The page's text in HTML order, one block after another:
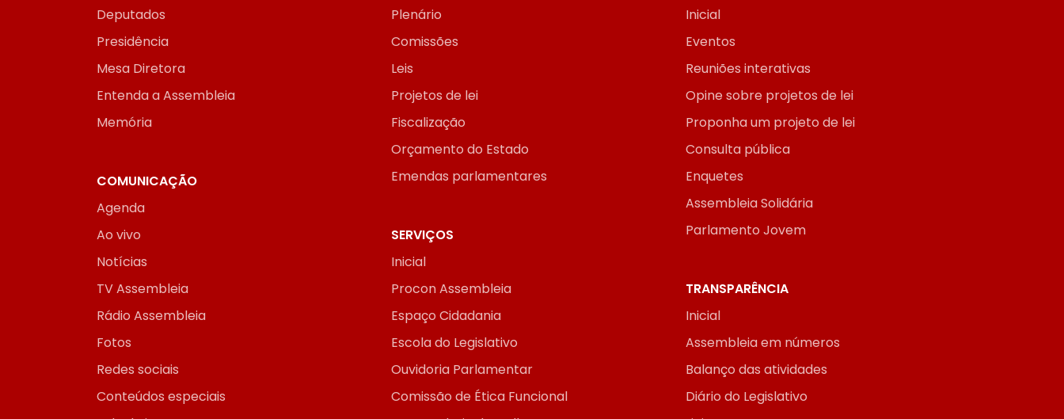
Deputados
Presidência
Mesa Diretora
Entenda a Assembleia
Memória
Plenário
Comissões
Leis
Projetos de lei
Fiscalização
Orçamento do Estado
Emendas parlamentares
Inicial
Eventos
Reuniões interativas
Opine sobre projetos de lei
Proponha um projeto de lei
Consulta pública
Enquetes
Assembleia Solidária
Parlamento Jovem
COMUNICAÇÃO
Agenda
Ao vivo
Notícias
TV Assembleia
Rádio Assembleia
Fotos
Redes sociais
Conteúdos especiais
SERVIÇOS
Inicial
Procon Assembleia
Espaço Cidadania
Escola do Legislativo
Ouvidoria Parlamentar
Comissão de Ética Funcional
TRANSPARÊNCIA
Inicial
Assembleia em números
Balanço das atividades
Diário do Legislativo